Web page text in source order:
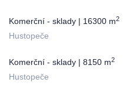
Komerční - sklady | 16300 m2
Hustopeče
Komerční - sklady | 8150 m2
Hustopeče